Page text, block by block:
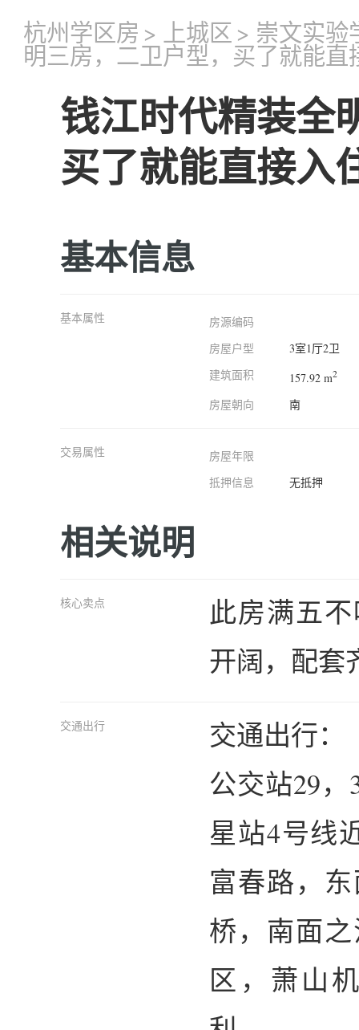
杭州学区房 > 上城区 > 崇文实验
明三房，二卫户型，买了就能直
钱江时代精装全
买了就能直接入
基本信息
基本属性
房源编码
房屋户型
3室1厅2卫
建筑面积
157.92 m2
房屋朝向 南
交易属性
房屋年限
抵押信息
无抵押
相关说明
核心卖点
此房满五
开阔，配套
交通出行
交通出行：
公交站29，
星站4号线
富春路，
桥，南面
区，萧山